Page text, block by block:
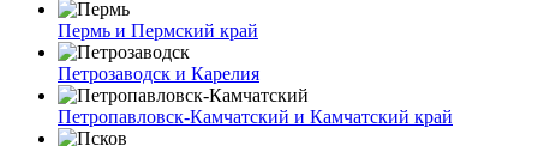
Пермь и Пермский край
Петрозаводск и Карелия
Петропавловск-Камчатский и Камчатский край